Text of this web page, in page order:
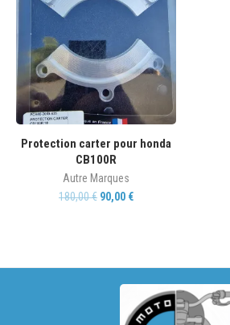
Protection carter pour honda
CB100R
Autre Marques
180,00€ 90,00 €